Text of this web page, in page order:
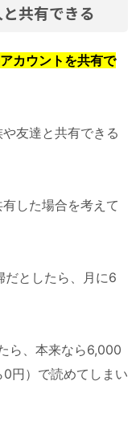
共有できる
カウントを共有で
友達と共有できる
した場合を考えて
だとしたら、月に6
ら、本来なら6,000
円）で読めてしまい